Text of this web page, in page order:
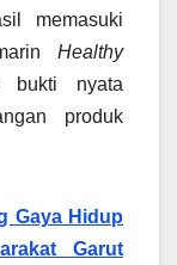
memasuki
Healthy
bukti nyata
produk
Gaya Hidup
Garut